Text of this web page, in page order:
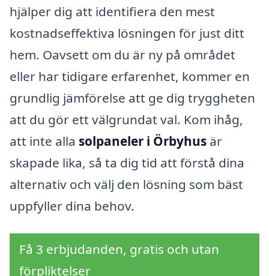
hjälper dig att identifiera den mest
kostnadseffektiva lösningen för just ditt
hem. Oavsett om du är ny på området
eller har tidigare erfarenhet, kommer en
grundlig jämförelse att ge dig tryggheten
att du gör ett välgrundat val. Kom ihåg,
att inte alla solpaneler i Örbyhus är
skapade lika, så ta dig tid att förstå dina
alternativ och välj den lösning som bäst
uppfyller dina behov.
Få 3 erbjudanden, gratis och utan
förpliktelser